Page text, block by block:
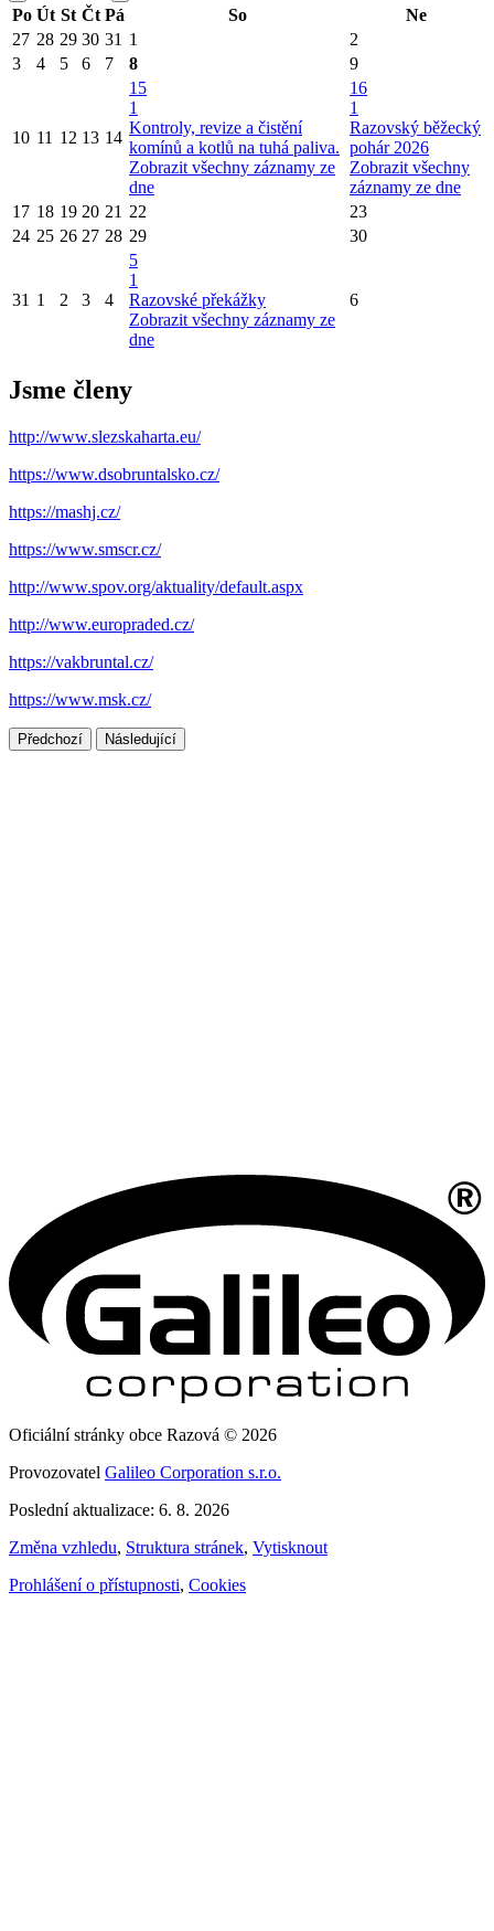
Po Út St Čt Pá So
Ne
27 28 29 30 31 1
2
3
4 5 6 7 8 9
10 11 12 13 14
15
1
Kontroly, revize a čistění
komínů a kotlů na tuhá paliva.
Zobrazit všechny záznamy ze
dne
16
1
Razovský běžecký
pohár 2026
Zobrazit všechny
záznamy ze dne
17 18 19 20 21 22
23
24 25 26 27 28 29 30
31 1 2 3 4
5
1
Razovské překážky
Zobrazit všechny záznamy ze
dne
6
Jsme členy
http://www.slezskaharta.eu/
https://www.dsobruntalsko.cz/
https://mashj.cz/
https://www.smscr.cz/
http://www.spov.org/aktuality/default.aspx
http://www.europraded.cz/
https://vakbruntal.cz/
https://www.msk.cz/
Předchozí Následující
Oficiální stránky obce Razová © 2026
Provozovatel Galileo Corporation s.r.o.
Poslední aktualizace: 6. 8. 2026
Změna vzhledu, Struktura stránek, Vytisknout
Prohlášení o přístupnosti, Cookies